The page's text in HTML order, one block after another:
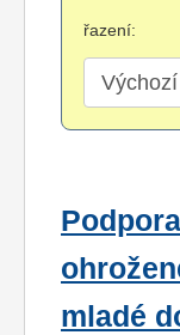
řazení:
mladé